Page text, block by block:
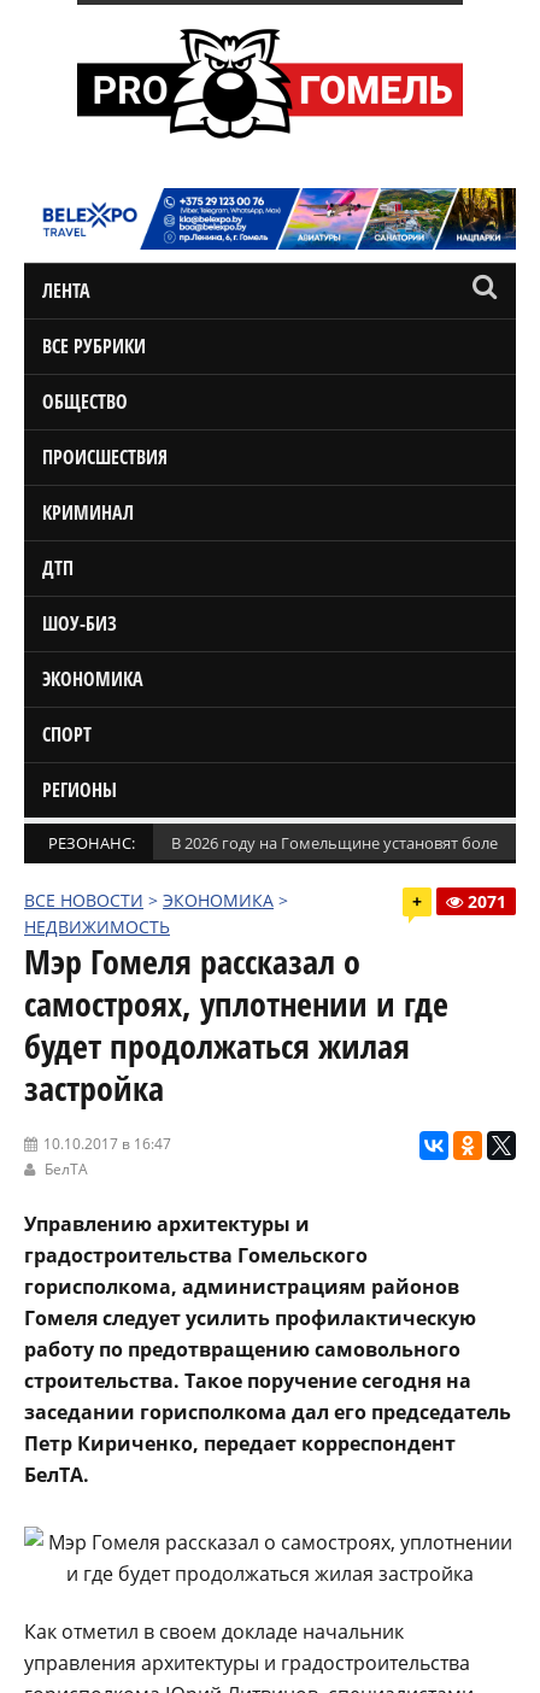
ЛЕНТА
ВСЕ РУБРИКИ
ОБЩЕСТВО
ПРОИСШЕСТВИЯ
КРИМИНАЛ
ДТП
ШОУ-БИЗ
ЭКОНОМИКА
СПОРТ
РЕГИОНЫ
РЕЗОНАНС: В 2026 году на Гомельщине установят более
ВСЕ НОВОСТИ > ЭКОНОМИКА >
НЕДВИЖИМОСТЬ
+ 2071
Мэр Гомеля рассказал о
самостроях, уплотнении и где
будет продолжаться жилая
застройка
10.10.2017 в 16:47
БелТА
Управлению архитектуры и
градостроительства Гомельского
горисполкома, администрациям районов
Гомеля следует усилить профилактическую
работу по предотвращению самовольного
строительства. Такое поручение сегодня на
заседании горисполкома дал его председатель
Петр Кириченко, передает корреспондент
БелТА.
Как отметил в своем докладе начальник
управления архитектуры и градостроительства